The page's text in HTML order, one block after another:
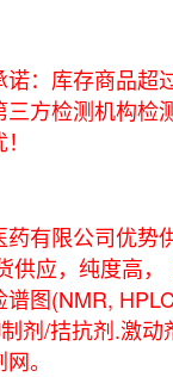
：库存商品超
方检测机构检
有限公司优势
供应，纯度高
图(NMR,
剂/拮抗剂.激动
。